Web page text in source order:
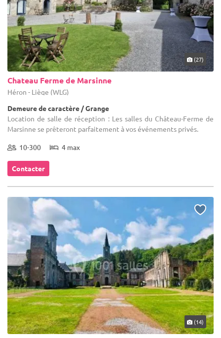
(27)
Chateau Ferme de Marsinne
Héron - Liège (WLG)
Demeure de caractère / Grange
Location de salle de réception : Les salles du Château-Ferme de
Marsinne se prêteront parfaitement à vos événements privés.
10-300 4 max
Contacter
(14)